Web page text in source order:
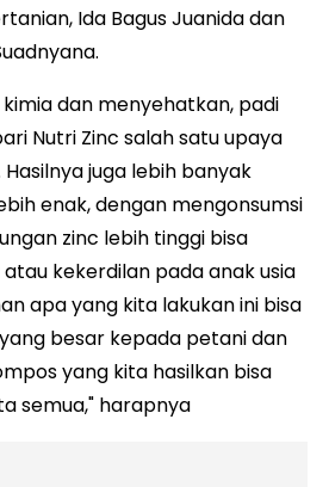
Ida Bagus Juanida dan
dan menyehatkan, padi
Nutri Zinc salah satu upaya
juga lebih banyak
enak, dengan mengonsumsi
zinc lebih tinggi bisa
kekerdilan pada anak usia
apa yang kita lakukan ini bisa
besar kepada petani dan
yang kita hasilkan bisa
semua," harapnya